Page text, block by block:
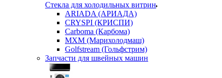
Стекла для холодильных витрин
ARIADA (АРИАДА)
CRYSPI (КРИСПИ)
Carboma (Карбома)
MXM (Марихолодмаш)
Golfstream (Гольфстрим)
Запчасти для швейных машин